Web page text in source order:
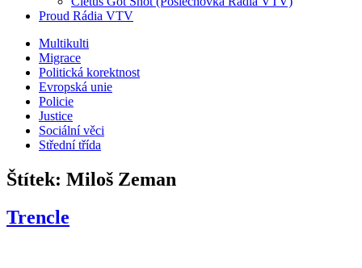
Proud Rádia VTV
Sub
menu
Multikulti
Migrace
Politická korektnost
Evropská unie
Policie
Justice
Sociální věci
Střední třída
Štítek: Miloš Zeman
Trencle